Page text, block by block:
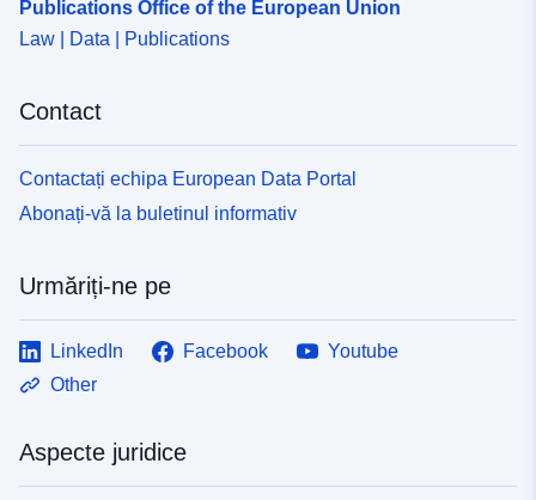
Publications Office of the European Union
Law | Data | Publications
Contact
Contactați echipa European Data Portal
Abonați-vă la buletinul informativ
Urmăriți-ne pe
LinkedIn Facebook
Youtube
Other
Aspecte juridice